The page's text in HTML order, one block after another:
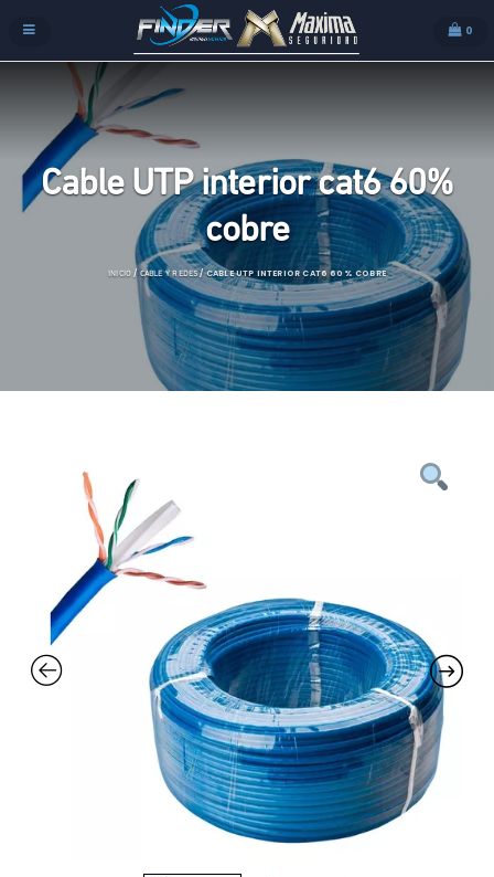
0
Cable UTP interior cat6 60%
cobre
INICIO / CABLE Y REDES/ CABLE UTP INTERIOR CAT6 60% COBRE